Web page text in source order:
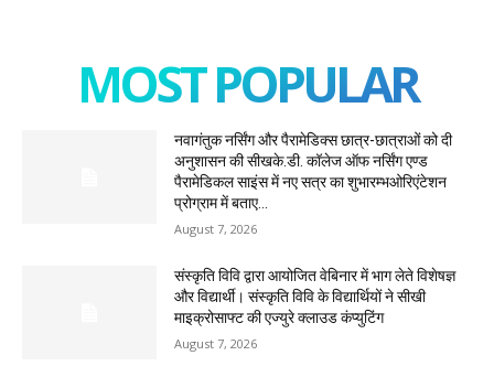
MOST POPULAR
नवागंतुक नर्सिंग और पैरामेडिक्स छात्र-छात्राओं को दी
अनुशासन की सीखके.डी. कॉलेज ऑफ नर्सिंग एण्ड
पैरामेडिकल साइंस में नए सत्र का शुभारम्भओरिएंटेशन
प्रोग्राम में बताए...
August 7, 2026
संस्कृति विवि द्वारा आयोजित वेबिनार में भाग लेते विशेषज्ञ
और विद्यार्थी। संस्कृति विवि के विद्यार्थियों ने सीखी
माइक्रोसाफ्ट की एज्युरे क्लाउड कंप्युटिंग
August 7, 2026